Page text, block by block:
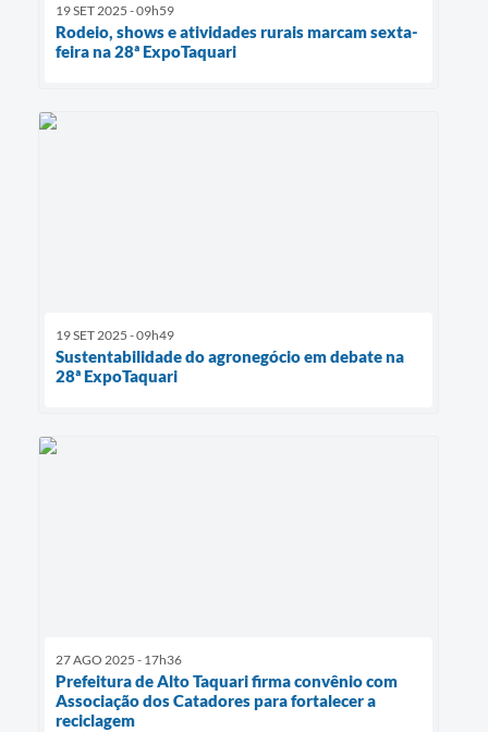
19 SET 2025 - 09h59
Rodeio, shows e atividades rurais marcam sexta-
feira na 28ª ExpoTaquari
19 SET 2025 - 09h49
Sustentabilidade do agronegócio em debate na
28ª ExpoTaquari
27 AGO 2025 - 17h36
Prefeitura de Alto Taquari firma convênio com
Associação dos Catadores para fortalecer a
reciclagem